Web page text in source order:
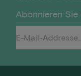
Abonnieren